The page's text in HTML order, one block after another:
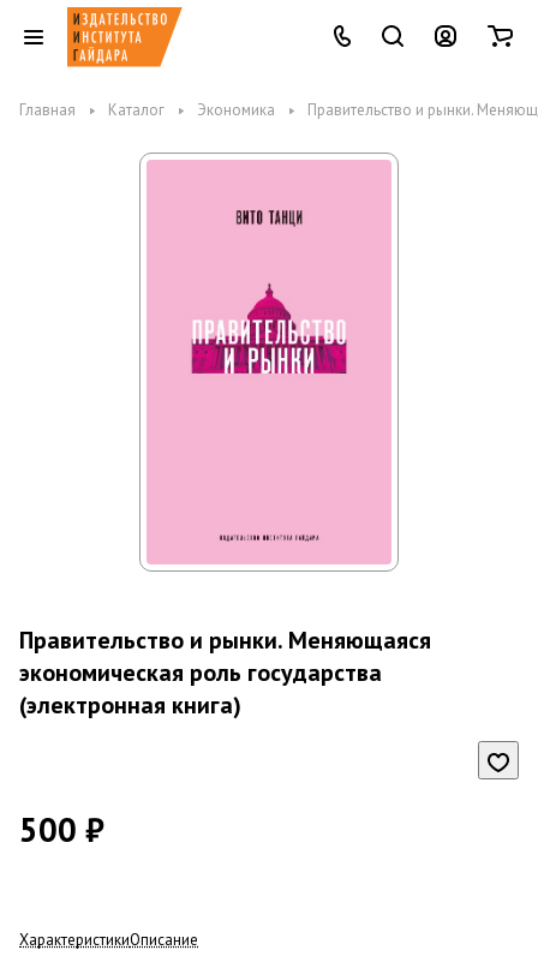
Главная Каталог Экономика Правительство и рынки.
Правительство и рынки. Меняющаяся
экономическая роль государства
(электронная книга)
500 ₽
ХарактеристикиОписание